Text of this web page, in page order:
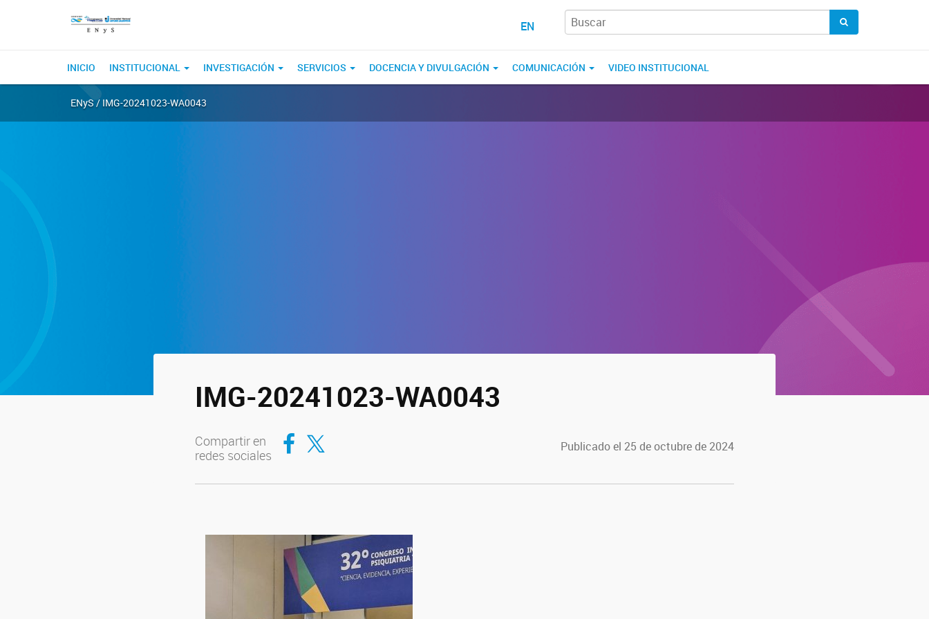
EN
INICIO INSTITUCIONAL INVESTIGACIÓN SERVICIOS DOCENCIA Y DIVULGACIÓN COMUNICACIÓN VIDEO INSTITUCIONAL
ENyS/ IMG-20241023-WA0043
IMG-20241023-WA0043
Compartir en
redes sociales
Compartir en Facebook
Compartir en Twitter Publicado el 25 de octubre de 2024